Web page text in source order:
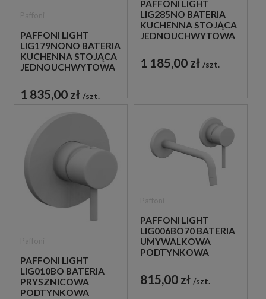
PAFFONI LIGHT
LIG179NONO BATERIA
KUCHENNA STOJĄCA
JEDNOUCHWYTOWA
1 835,00 zł szt.
PAFFONI LIGHT
LIG285NO BATERIA
KUCHENNA STOJĄCA
JEDNOUCHWYTOWA
1 185,00 zł szt.
PAFFONI LIGHT
LIG010BO BATERIA
PRYSZNICOWA
PODTYNKOWA
PAFFONI LIGHT
LIG006BO70 BATERIA
UMYWALKOWA
PODTYNKOWA
BIAŁA
815,00 zł szt.